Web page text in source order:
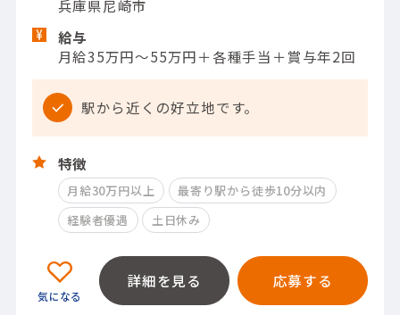
兵庫県尼崎市
給与
月給35万円～55万円＋各種手当＋賞与年2回
駅から近くの好立地です。
特徴
月給30万円以上
最寄り駅から徒歩10分以内
経験者優遇
土日休み
詳細を見る 応募する